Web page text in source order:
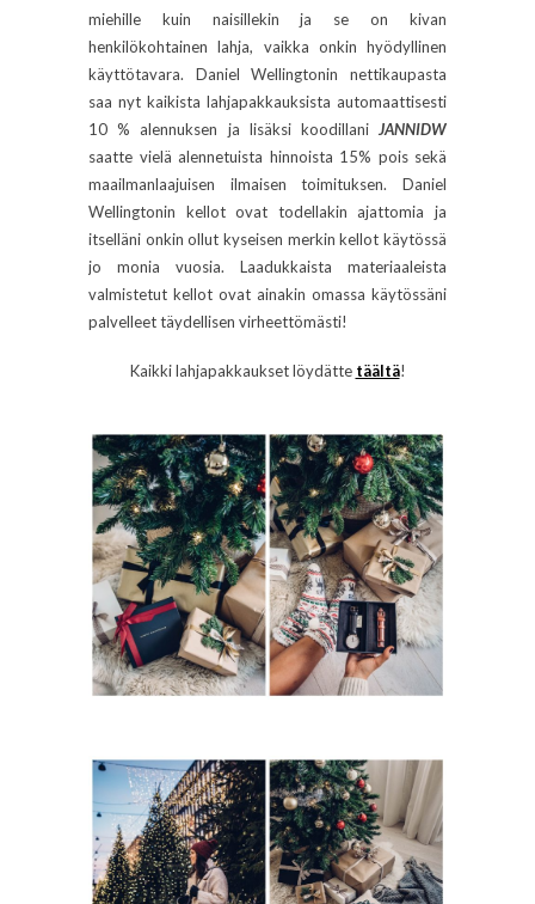
miehille kuin naisillekin ja se on kivan
henkilökohtainen lahja, vaikka onkin hyödyllinen
käyttötavara. Daniel Wellingtonin nettikaupasta
saa nyt kaikista lahjapakkauksista automaattisesti
10 % alennuksen ja lisäksi koodillani JANNIDW
saatte vielä alennetuista hinnoista 15% pois sekä
maailmanlaajuisen ilmaisen toimituksen. Daniel
Wellingtonin kellot ovat todellakin ajattomia ja
itselläni onkin ollut kyseisen merkin kellot käytössä
jo monia vuosia. Laadukkaista materiaaleista
valmistetut kellot ovat ainakin omassa käytössäni
palvelleet täydellisen virheettömästi!
Kaikki lahjapakkaukset löydätte täältä!